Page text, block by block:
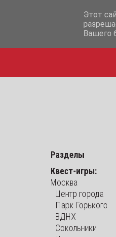
Разделы
Квест-игры:
Москва
Центр города
Парк Горького
ВДНХ
Сокольники
Этот
Вашего